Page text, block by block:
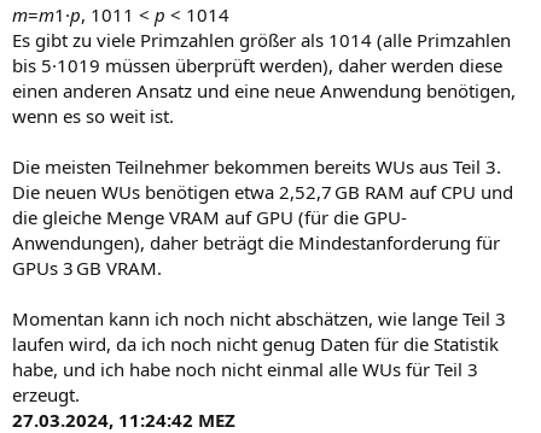
m=m1·p, 1011 < p < 1014
Es gibt zu viele Primzahlen größer als 1014 (alle Primzahlen
bis 5·1019 müssen überprüft werden), daher werden diese
einen anderen Ansatz und eine neue Anwendung benötigen,
wenn es so weit ist.
Die meisten Teilnehmer bekommen bereits WUs aus Teil 3.
Die neuen WUs benötigen etwa 2,52,7 GB RAM auf CPU und
die gleiche Menge VRAM auf GPU (für die GPU-
Anwendungen), daher beträgt die Mindestanforderung für
GPUs 3 GB VRAM.
Momentan kann ich noch nicht abschätzen, wie lange Teil 3
laufen wird, da ich noch nicht genug Daten für die Statistik
habe, und ich habe noch nicht einmal alle WUs für Teil 3
erzeugt.
27.03.2024, 11:24:42 MEZ